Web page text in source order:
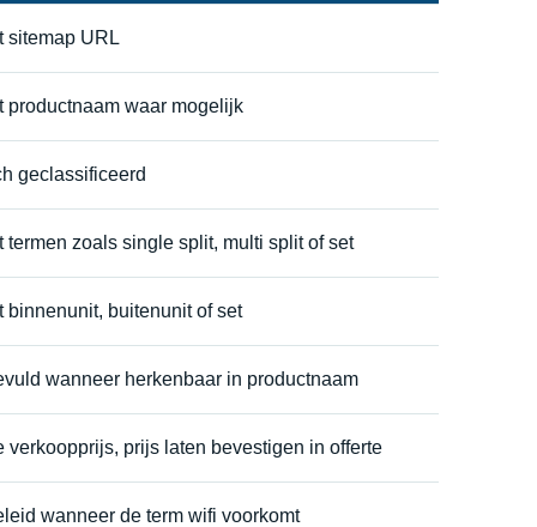
sitemap URL
productnaam waar mogelijk
geclassificeerd
termen zoals single split, multi split of set
binnenunit, buitenunit of set
wanneer herkenbaar in productnaam
verkoopprijs, prijs laten bevestigen in offerte
wanneer de term wifi voorkomt